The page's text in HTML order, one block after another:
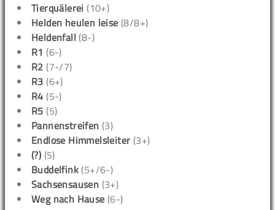
Tierquälerei (10+)
Helden heulen leise (8/8+)
Heldenfall (8-)
R1 (6-)
R2 (7-/7)
R3 (6+)
R4 (5-)
R5 (5)
Pannenstreifen (3)
Endlose Himmelsleiter (3+)
(?) (5)
Buddelfink (5+/6-)
Sachsensausen (3+)
Weg nach Hause (6-)